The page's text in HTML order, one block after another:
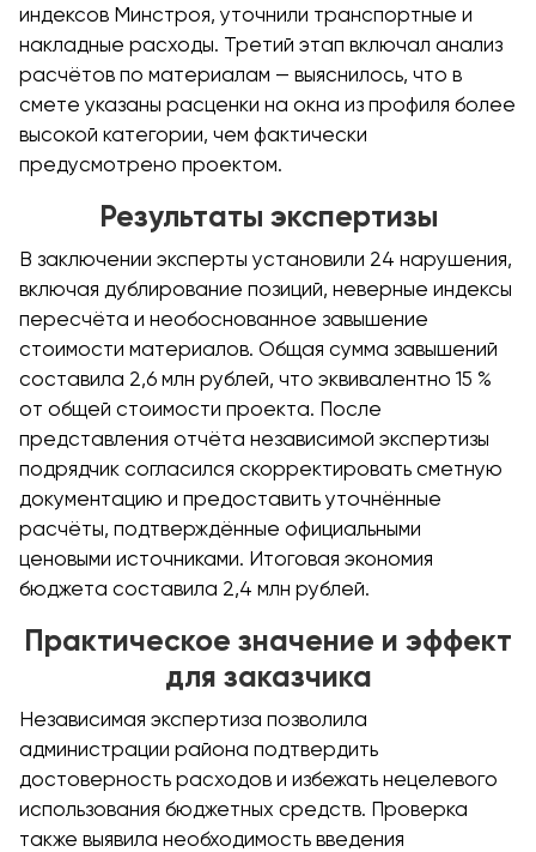
индексов Минстроя, уточнили транспортные и
накладные расходы. Третий этап включал анализ
расчётов по материалам — выяснилось, что в
смете указаны расценки на окна из профиля более
высокой категории, чем фактически
предусмотрено проектом.
Результаты экспертизы
В заключении эксперты установили 24 нарушения,
включая дублирование позиций, неверные индексы
пересчёта и необоснованное завышение
стоимости материалов. Общая сумма завышений
составила 2,6 млн рублей, что эквивалентно 15 %
от общей стоимости проекта. После
представления отчёта независимой экспертизы
подрядчик согласился скорректировать сметную
документацию и предоставить уточнённые
расчёты, подтверждённые официальными
ценовыми источниками. Итоговая экономия
бюджета составила 2,4 млн рублей.
Практическое значение и эффект
для заказчика
Независимая экспертиза позволила
администрации района подтвердить
достоверность расходов и избежать нецелевого
использования бюджетных средств. Проверка
также выявила необходимость введения